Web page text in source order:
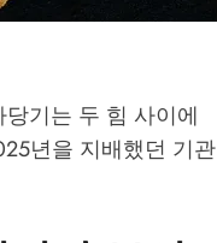
기는 두 힘 사이에
년을 지배했던 기관